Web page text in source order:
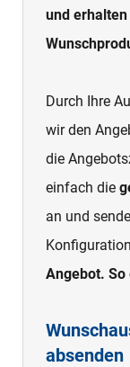
und
Durch Ihre
wir den
die
einfach die
an und
Angebot.
absenden